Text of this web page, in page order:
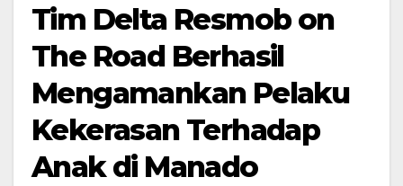
Tim Delta Resmob on
The Road Berhasil
Mengamankan Pelaku
Kekerasan Terhadap
Anak di Manado